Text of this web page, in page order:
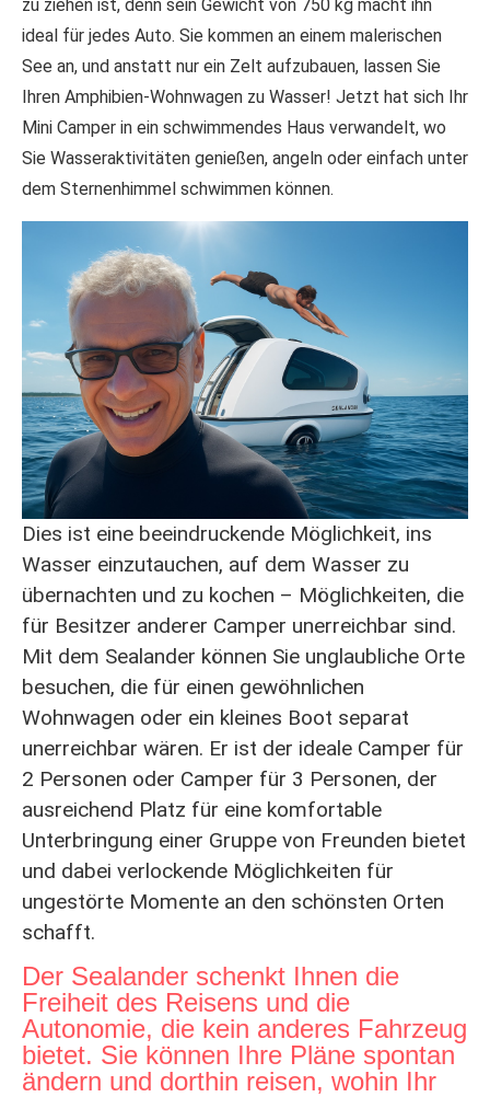
zu ziehen ist, denn sein Gewicht von 750 kg macht ihn
ideal für jedes Auto. Sie kommen an einem malerischen
See an, und anstatt nur ein Zelt aufzubauen, lassen Sie
Ihren Amphibien-Wohnwagen zu Wasser! Jetzt hat sich Ihr
Mini Camper in ein schwimmendes Haus verwandelt, wo
Sie Wasseraktivitäten genießen, angeln oder einfach unter
dem Sternenhimmel schwimmen können.
Dies ist eine beeindruckende Möglichkeit, ins
Wasser einzutauchen, auf dem Wasser zu
übernachten und zu kochen – Möglichkeiten, die
für Besitzer anderer Camper unerreichbar sind.
Mit dem Sealander können Sie unglaubliche Orte
besuchen, die für einen gewöhnlichen
Wohnwagen oder ein kleines Boot separat
unerreichbar wären. Er ist der ideale Camper für
2 Personen oder Camper für 3 Personen, der
ausreichend Platz für eine komfortable
Unterbringung einer Gruppe von Freunden bietet
und dabei verlockende Möglichkeiten für
ungestörte Momente an den schönsten Orten
schafft.
Der Sealander schenkt Ihnen die
Freiheit des Reisens und die
Autonomie, die kein anderes Fahrzeug
bietet. Sie können Ihre Pläne spontan
ändern und dorthin reisen, wohin Ihr